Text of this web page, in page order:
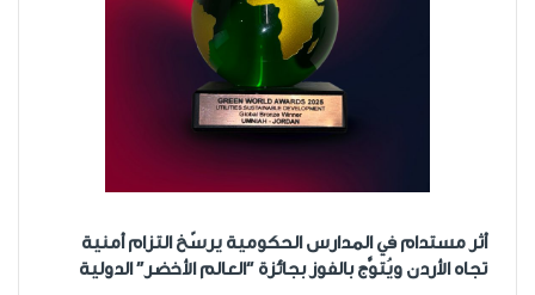
أثر مستدام في المدارس الحكومية يرسّخ التزام أمنية
تجاه الأردن ويُتوَّج بالفوز بجائزة “العالم الأخضر” الدولية